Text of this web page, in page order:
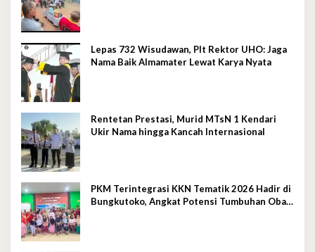
Lepas 732 Wisudawan, Plt Rektor UHO: Jaga
Nama Baik Almamater Lewat Karya Nyata
Rentetan Prestasi, Murid MTsN 1 Kendari
Ukir Nama hingga Kancah Internasional
PKM Terintegrasi KKN Tematik 2026 Hadir di
Bungkutoko, Angkat Potensi Tumbuhan Obat